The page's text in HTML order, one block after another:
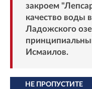
закроем
качество воды
Ладожского
Исмаилов.
НЕ ПРОПУСТИТЕ